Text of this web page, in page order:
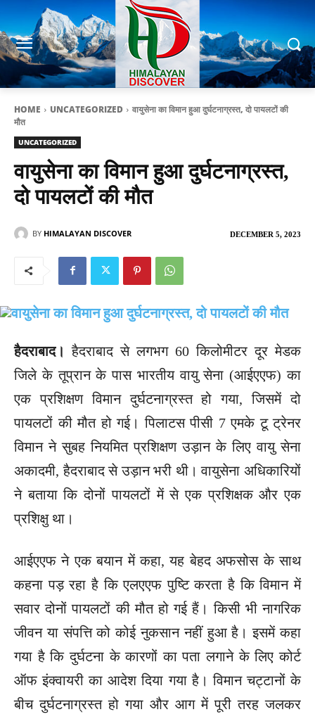
HOME UNCATEGORIZED
वायुसेना का विमान हुआ दुर्घटनाग्रस्त, दो पायलटों की
मौत
UNCATEGORIZED
वायुसेना का विमान हुआ दुर्घटनाग्रस्त,
दो पायलटों की मौत
DECEMBER 5, 2023
BY HIMALAYAN DISCOVER
हैदराबाद। हैदराबाद से लगभग 60 किलोमीटर दूर मेडक
जिले के तूप्रान के पास भारतीय वायु सेना (आईएएफ) का
एक प्रशिक्षण विमान दुर्घटनाग्रस्त हो गया, जिसमें दो
पायलटों की मौत हो गई। पिलाटस पीसी 7 एमके टू ट्रेनर
विमान ने सुबह नियमित प्रशिक्षण उड़ान के लिए वायु सेना
अकादमी, हैदराबाद से उड़ान भरी थी। वायुसेना अधिकारियों
ने बताया कि दोनों पायलटों में से एक प्रशिक्षक और एक
प्रशिक्षु था।
आईएएफ ने एक बयान में कहा, यह बेहद अफसोस के साथ
कहना पड़ रहा है कि एलएएफ पुष्टि करता है कि विमान में
सवार दोनों पायलटों की मौत हो गई हैं। किसी भी नागरिक
जीवन या संपत्ति को कोई नुकसान नहीं हुआ है। इसमें कहा
गया है कि दुर्घटना के कारणों का पता लगाने के लिए कोर्ट
ऑफ इंक्वायरी का आदेश दिया गया है। विमान चट्टानों के
बीच दुर्घटनाग्रस्त हो गया और आग में पूरी तरह जलकर